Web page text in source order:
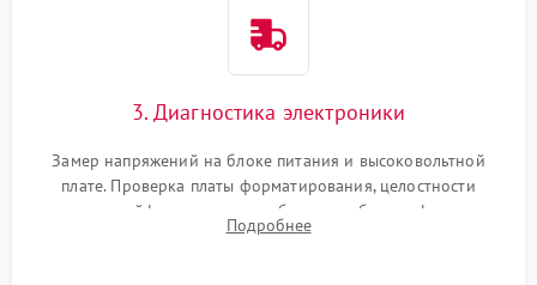
3. Диагностика электроники
Замер напряжений на блоке питания и высоковольтной
плате. Проверка платы форматирования, целостности
плоских шлейфов сканера и работоспособности флажков и
оптопар (датчиков прохождения бумаги).
Подробнее